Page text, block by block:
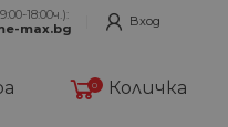
18:00ч.):
max.bg
Вход
0 Количка